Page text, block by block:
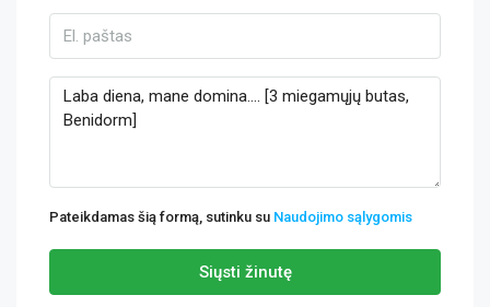
Pateikdamas šią formą, sutinku su Naudojimo sąlygomis
Siųsti žinutę